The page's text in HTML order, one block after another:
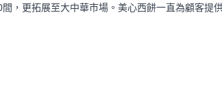
，更拓展至大中華市場。美心西餅一直為顧客提